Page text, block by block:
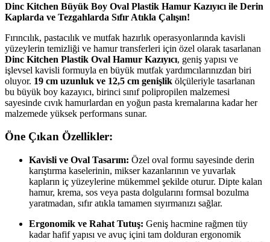
Dinc Kitchen Büyük Boy Oval Plastik Hamur Kazıyıcı ile Derin
Kaplarda ve Tezgahlarda Sıfır Atıkla Çalışın!
Fırıncılık, pastacılık ve mutfak hazırlık operasyonlarında kavisli
yüzeylerin temizliği ve hamur transferleri için özel olarak tasarlanan
Dinc Kitchen Plastik Oval Hamur Kazıyıcı, geniş yapısı ve
işlevsel kavisli formuyla en büyük mutfak yardımcılarınızdan biri
oluyor. 19 cm uzunluk ve 12,5 cm genişlik ölçüleriyle tasarlanan
bu büyük boy kazayıcı, birinci sınıf polipropilen malzemesi
sayesinde cıvık hamurlardan en yoğun pasta kremalarına kadar her
malzemede yüksek performans sunar.
Öne Çıkan Özellikler:
Kavisli ve Oval Tasarım: Özel oval formu sayesinde derin
karıştırma kaselerinin, mikser kazanlarının ve yuvarlak
kapların iç yüzeylerine mükemmel şekilde oturur. Dipte kalan
hamur, krema, sos veya pasta dolgularını formsal bozulma
yaratmadan, sıfır atıkla tamamen sıyırmanızı sağlar.
Ergonomik ve Rahat Tutuş: Geniş hacmine rağmen tüy
kadar hafif yapısı ve avuç içini tam dolduran ergonomik